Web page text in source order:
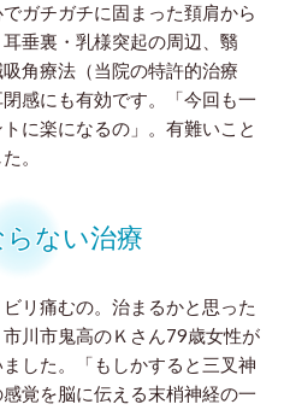
ガチガチに固まった頚肩から
垂裏・乳様突起の周辺、翳
角療法（当院の特許的治療
感にも有効です。「今回も一
に楽になるの」。有難いこと
。
ない治療
リ痛むの。治まるかと思った
川市鬼高のＫさん79歳女性が
した。「もしかすると三叉神
覚を脳に伝える末梢神経の一